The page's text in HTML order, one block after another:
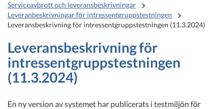
Serviceavbrott och leveransbeskrivningar
Leveranbeskrivningar för intressentgruppstestningen
Leveransbeskrivning för intressentgruppstestningen (11.3.2024)
Leveransbeskrivning för
intressentgruppstestningen
(11.3.2024)
En ny version av systemet har publicerats i testmiljön för